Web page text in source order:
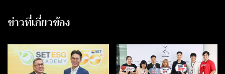
ข่าวที่เกี่ยวข้อง